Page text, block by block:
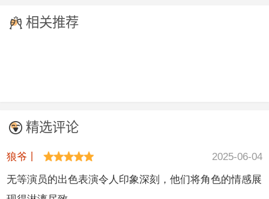
相关推荐
精选评论
狼爷丨
2025-06-04
无等演员的出色表演令人印象深刻，他们将角色的情感展